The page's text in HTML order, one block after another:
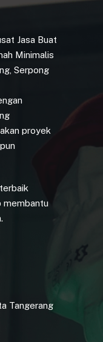
Jasa Buat
Minimalis
Serpong
proyek
membantu
Tangerang